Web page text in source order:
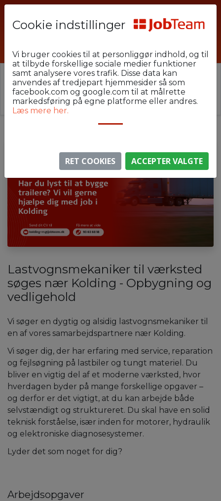
⚠️ Denne jobannonce er udløbet.
Stillingen er ikke længere aktiv, men du kan
lignende annoncer her.
Lastvognsmekaniker til værksted
søges nær Kolding - Opbygning og
vedligehold
Vi søger en dygtig og alsidig lastvognsmekaniker til
en af vores samarbejdspartnere nær Kolding.
Vi søger dig, der har erfaring med service, reparation
og fejlsøgning på lastbiler og tungt materiel. Du
bliver en vigtig del af et moderne værksted, hvor
hverdagen byder på mange forskellige opgaver –
og derfor er det vigtigt, at du kan arbejde både
selvstændigt og struktureret. Du skal have en solid
teknisk forståelse, især inden for motorer, hydraulik
og elektroniske diagnosesystemer.
Lyder det som noget for dig?
Arbejdsopgaver
Cookie indstillinger
Vi bruger cookies til at personliggør indhold, og til
at tilbyde forskellige sociale medier funktioner
samt analysere vores trafik. Disse data kan
anvendes af tredjepart hjemmesider så som
facebook.com og google.com til at målrette
markedsføring på egne platforme eller andres.
Læs mere her.
RET COOKIES ACCEPTER VALGTE